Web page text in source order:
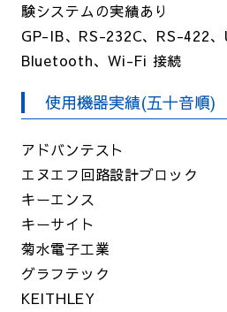
験システムの実績あり
GP-IB、RS-232C、RS-422、
Bluetooth、Wi-Fi 接続
使用機器実績(五十音順)
アドバンテスト
エヌエフ回路設計ブロック
キーエンス
キーサイト
菊水電子工業
グラフテック
KEITHLEY